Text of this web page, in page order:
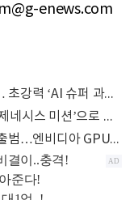
enews.com
中, 트럼프의 ‘제네시스 미션’에 맞불… 초강력 ‘AI 슈퍼 과학자’ 가동
[초점] 트럼프도 AI 육성 팔 걷었다…‘제네시스 미션’으로 과학혁신 총동원
트럼프, AI 과학 혁명 '제네시스 미션' 출범…엔비디아 GPU 10만개 슈퍼컴 구축